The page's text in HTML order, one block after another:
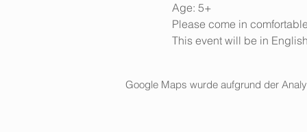
Age: 5+
Please come in
This event will be in
Google Maps wurde aufgrund der